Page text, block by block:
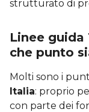
strutturato di
Linee guida
che punto
Molti sono i
Italia: proprio
con parte dei